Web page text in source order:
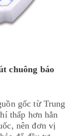
chuông báo
gốc từ Trung
thấp hơn hẳn
nên đơn vị